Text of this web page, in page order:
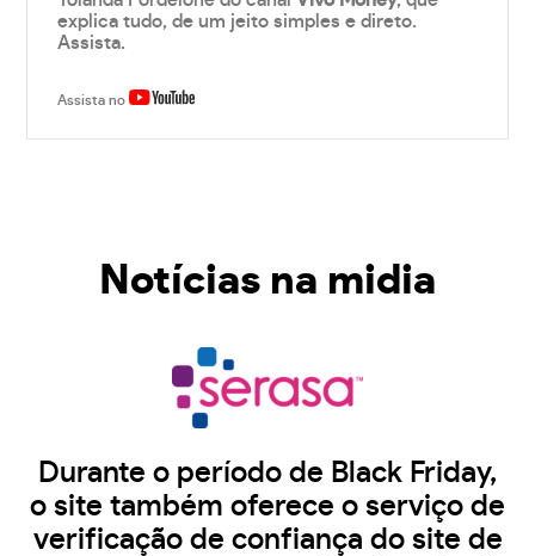
explica tudo, de um jeito simples e direto.
Assista.
Assista no
Notícias na midia
Durante o período de Black Friday,
o site também oferece o serviço de
verificação de confiança do site de